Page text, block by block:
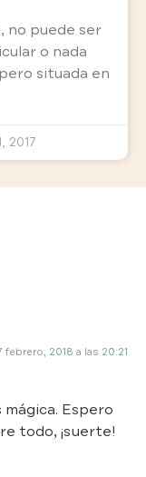
no puede ser
o nada
situada en
2017
febrero, 2018 a las 20:21
Espero
todo, ¡suerte!